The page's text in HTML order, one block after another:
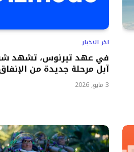
اخر الاخبار
في عهد تيرنوس، تشهد
آبل مرحلة جديدة من
3 مايو, 2026